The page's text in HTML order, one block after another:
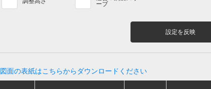
ーブ
設定を反映
図面の表紙はこちらからダウンロードください